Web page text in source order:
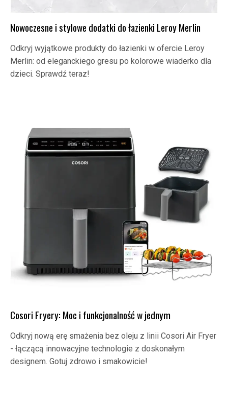
Nowoczesne i stylowe dodatki do łazienki Leroy Merlin
Odkryj wyjątkowe produkty do łazienki w ofercie Leroy
Merlin: od eleganckiego gresu po kolorowe wiaderko dla
dzieci. Sprawdź teraz!
Cosori Fryery: Moc i funkcjonalność w jednym
Odkryj nową erę smażenia bez oleju z linii Cosori Air Fryer
- łączącą innowacyjne technologie z doskonałym
designem. Gotuj zdrowo i smakowicie!